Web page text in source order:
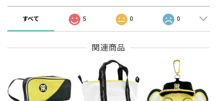
すべて 5 0 0
関連商品